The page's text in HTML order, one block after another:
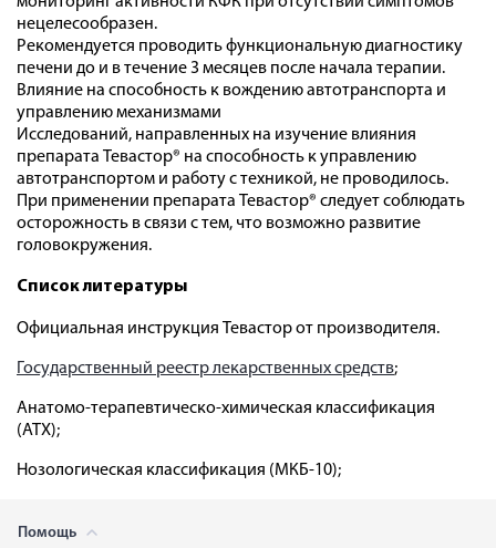
нецелесообразен.
Рекомендуется проводить функциональную диагностику
печени до и в течение 3 месяцев после начала терапии.
Влияние на способность к вождению автотранспорта и
управлению механизмами
Исследований, направленных на изучение влияния
препарата Тевастор® на способность к управлению
автотранспортом и работу с техникой, не проводилось.
При применении препарата Тевастор® следует соблюдать
осторожность в связи с тем, что возможно развитие
головокружения.
Список литературы
Официальная инструкция Тевастор от производителя.
Государственный реестр лекарственных средств;
Анатомо-терапевтическо-химическая классификация
(ATX);
Нозологическая классификация (МКБ-10);
Помощь